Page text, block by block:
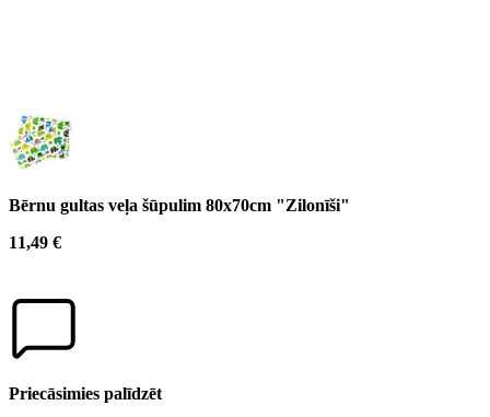
Bērnu gultas veļa šūpulim 80x70cm "Zilonīši"
11,49 €
Priecāsimies palīdzēt